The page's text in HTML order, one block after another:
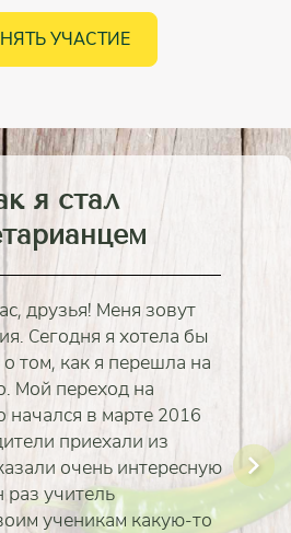
УЧАСТИЕ
я стал
друзья! Меня зовут
Сегодня я хотела бы
о том, как я перешла на
Мой переход на
начался в марте 2016
приехали из
очень интересную
раз учитель
ученикам какую-то